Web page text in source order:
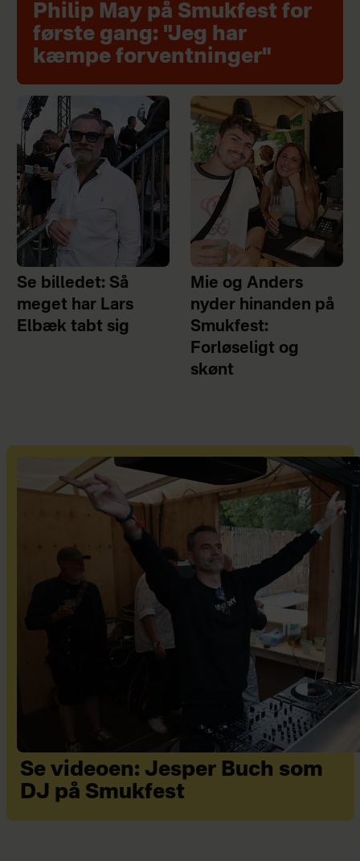
Philip May på Smukfest for
første gang: "Jeg har
kæmpe forventninger"
Se billedet: Så
meget har Lars
Elbæk tabt sig
Mie og Anders
nyder hinanden på
Smukfest:
Forløseligt og
skønt
Se videoen: Jesper Buch som
DJ på Smukfest